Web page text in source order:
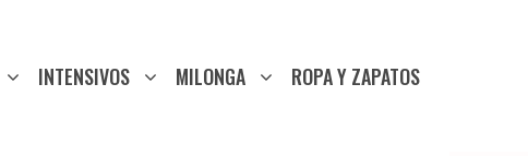
INTENSIVOS MILONGA ROPA Y ZAPATOS